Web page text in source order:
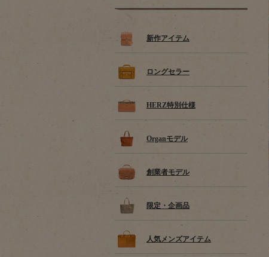
新作アイテム
ロングセラー
HERZ特別仕様
Organモデル
創業者モデル
限定・企画品
人気メンズアイテム